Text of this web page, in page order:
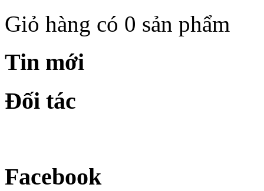
Giỏ hàng có 0 sản phẩm
Tin mới
Đối tác
Facebook